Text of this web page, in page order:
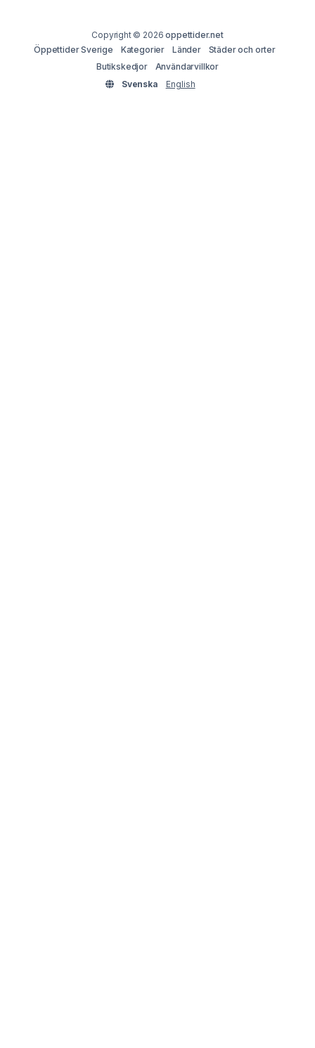
Copyright © 2026oppettider.net
Öppettider Sverige
Kategorier Länder
Städer och orter
Butikskedjor
Användarvillkor
Svenska
English